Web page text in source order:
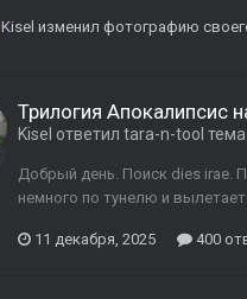
Kisel изменил фотографию
Трилогия Апокалипсис
Kisel ответил tara-n-tool
Добрый день. Поиск dies irae.
немного по тунелю и
11 декабря, 2025 400